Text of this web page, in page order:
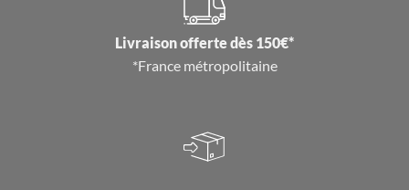
Livraison offerte dès 150€*
*France métropolitaine